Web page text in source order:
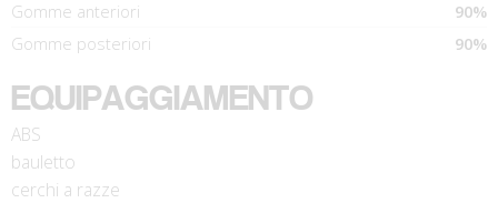
Gomme anteriori
90%
Gomme posteriori
90%
EQUIPAGGIAMENTO
ABS
bauletto
cerchi a razze